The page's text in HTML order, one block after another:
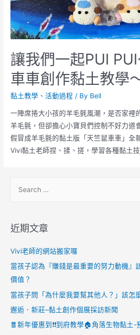
讓我們一起PUI
車車創作黏土教學
黏土教學、活動過程 / By Bell
一陣席捲大小孩的羊毛氈風潮，是否家裡
羊毛氈，但卻擔心小寶貝們控制不好力道
假冒成羊毛氈的黏土版「天竺鼠車車」全
Vivi黏土老師捏、揉、搓，學習各種黏土技
近期文章
Vivi老師的網站搬家囉
當孩子認為『賺錢是最重要的努力動機』
價值？
當孩子問「為什麼我要幫其他人？」該怎
邂逅．新莊–黏土創作個展採訪新聞
🧧新年優惠到❗️❗️到府教學🏠角落生物黏土-